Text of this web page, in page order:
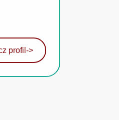
profil ->